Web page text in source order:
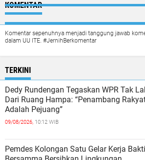
KOMENTAR
Komentar sepenuhnya menjadi tanggung jawab
dalam UU ITE. #JernihBerkomentar
TERKINI
Dedy Rundengan Tegaskan WPR Tak
Dari Ruang Hampa: “Penambang
Adalah Pejuang”
09/08/2026, 10:12 WIB
Pemdes Kolongan Satu Gelar Kerja Bakti